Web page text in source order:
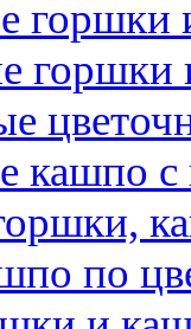
горшки
горшки
кашпо с
по